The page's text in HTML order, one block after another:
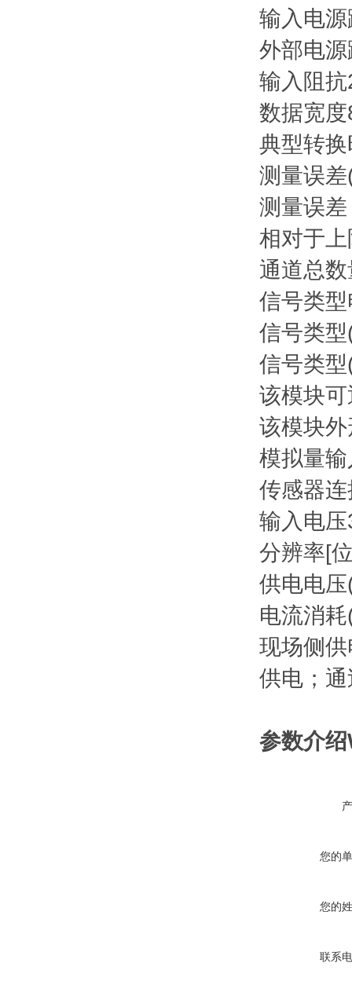
输入电
外部电
输入阻抗
数据宽度
典型转
测量误
测量误
相对于
通道总
信号类型
信号类
信号类
该模块可
该模块
模拟量
传感器连
输入电压
分辨率[
供电电
电流消
现场侧
供电；
参数介
您的
您的
联系